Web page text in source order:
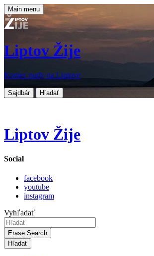
Main menu
Liptov Žije
Koniec nudy na Liptove
Sajdbár Hľadať
Liptov Žije
Social
facebook
youtube
instagram
Vyhľadať
Erase Search